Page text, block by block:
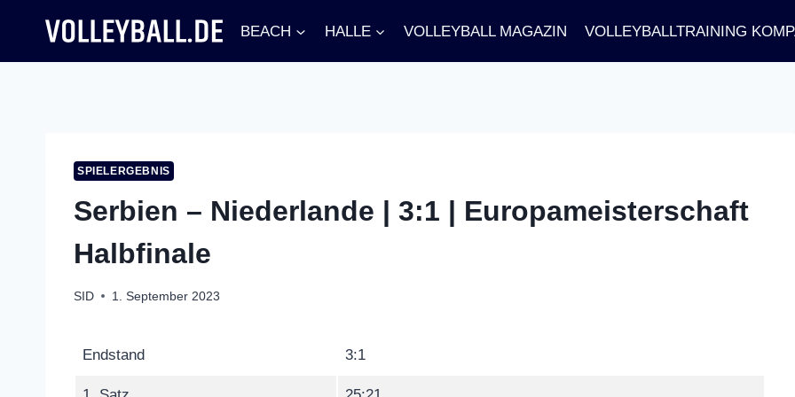
springen
BEACH HALLE VOLLEYBALL MAGAZIN VOLLEYBALLTRAINING
SPIELERGEBNIS
Serbien – Niederlande | 3:1 | Europameisterschaft
Halbfinale
SID 1. September 2023
Endstand 3:1